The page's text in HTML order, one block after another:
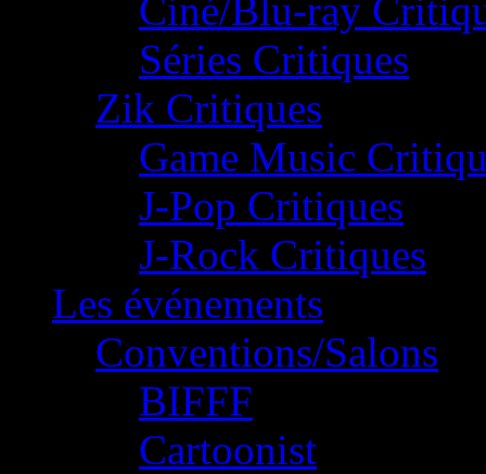
Ciné/Blu-ray
Séries Critiques
Zik Critiques
Game Music
J-Pop Critiques
J-Rock Critiques
Les événements
Conventions/Salons
BIFFF
Cartoonist